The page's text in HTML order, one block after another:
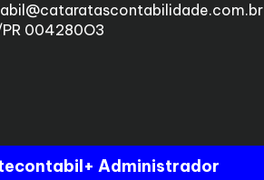
PR 004280O3
+ Administrador